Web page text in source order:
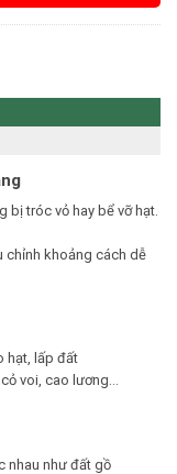
bị tróc vỏ hay bể vỡ hạt.
chỉnh khoảng cách dễ
hạt, lấp đất
voi, cao lương…
nhau như đất gồ